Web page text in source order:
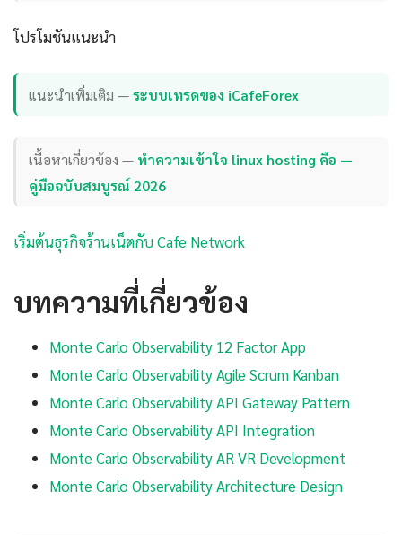
โปรโมชันแนะนำ
แนะนำเพิ่มเติม —ระบบเทรดของ iCafeForex
เนื้อหาเกี่ยวข้อง — ทำความเข้าใจ linux hosting คือ —
คู่มือฉบับสมบูรณ์ 2026
เริ่มต้นธุรกิจร้านเน็ตกับ Cafe Network
บทความที่เกี่ยวข้อง
Monte Carlo Observability 12 Factor App
Monte Carlo Observability Agile Scrum Kanban
Monte Carlo Observability API Gateway Pattern
Monte Carlo Observability API Integration
Monte Carlo Observability AR VR Development
Monte Carlo Observability Architecture Design